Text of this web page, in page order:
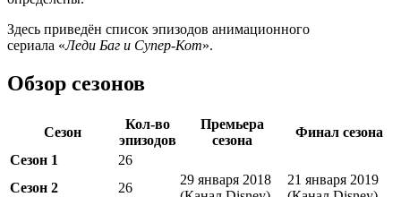
Здесь приведён список эпизодов анимационного
сериала «Леди Баг и Супер-Кот».
Обзор сезонов
Сезон
Кол-во
эпизодов
Премьера
сезона
Финал сезона
Сезон 1
26
Сезон 2
26
29 января 2018
21 января 2019